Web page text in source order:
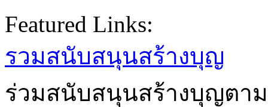
Featured Links:
รวมสนับสนุนสร้างบุญ
ร่วมสนับสนุนสร้างบุญตา